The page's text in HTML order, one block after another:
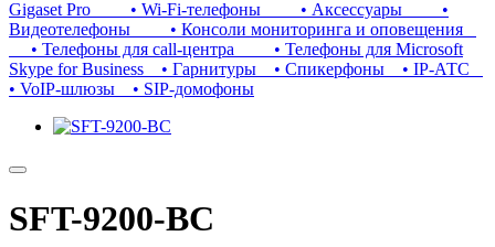
Gigaset Pro
• Wi-Fi-телефоны • Аксессуары
•
Видеотелефоны
• Консоли мониторинга и оповещения
• Телефоны для call-центра
• Телефоны для Microsoft
Skype for Business
• Гарнитуры • Спикерфоны
• IP-АТС
• VoIP-шлюзы
• SIP-домофоны
SFT-9200-BC